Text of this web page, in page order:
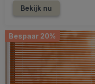
Bekijk nu
Bespaar 20%